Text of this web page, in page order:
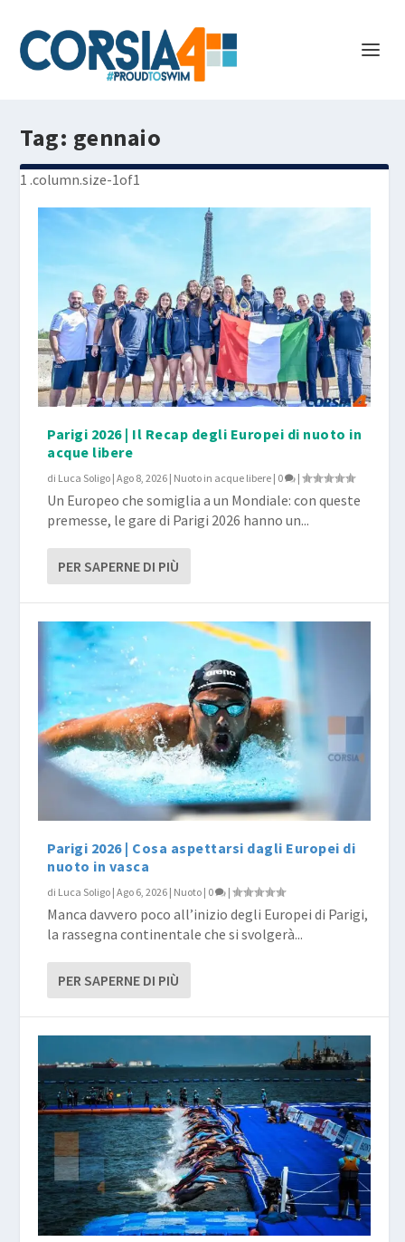
Tag: gennaio
Parigi 2026 | Il Recap degli Europei di nuoto in
acque libere
di Luca Soligo |Ago 8, 2026 | Nuoto in acque libere | 0 |
Un Europeo che somiglia a un Mondiale: con queste
premesse, le gare di Parigi 2026 hanno un...
PER SAPERNE DI PIÙ
Parigi 2026 | Cosa aspettarsi dagli Europei di
nuoto in vasca
di Luca Soligo |Ago 6, 2026 | Nuoto | 0 |
Manca davvero poco all’inizio degli Europei di Parigi,
la rassegna continentale che si svolgerà...
PER SAPERNE DI PIÙ